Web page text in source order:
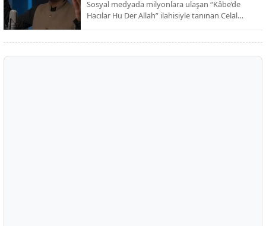
Sosyal medyada milyonlara ulaşan “Kâbe’de
Hacılar Hu Der Allah” ilahisiyle tanınan Celal